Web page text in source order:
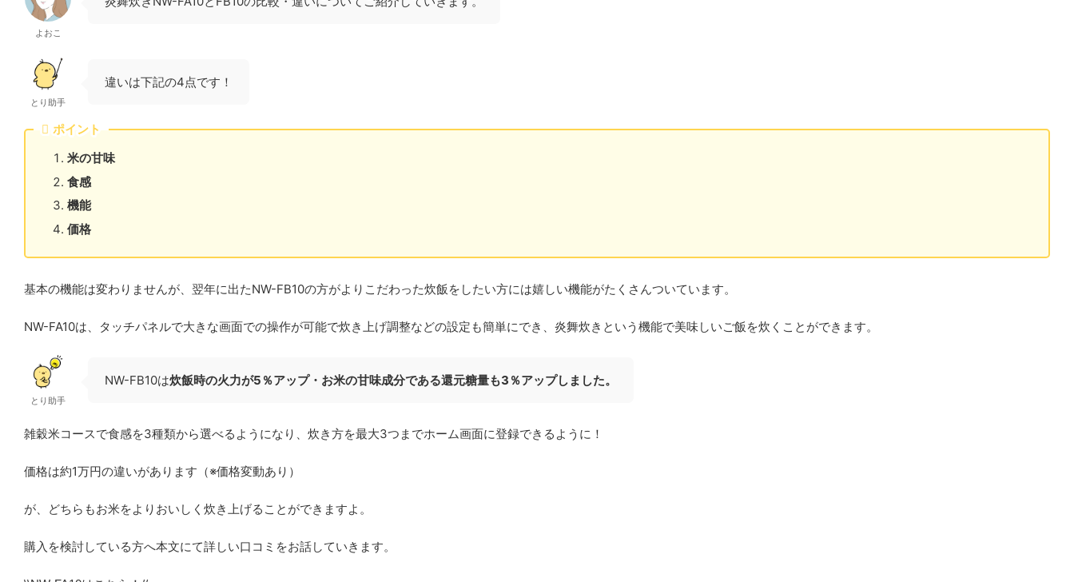
よおこ
とり助手
違いは下記の4点です！
ポイント
米の甘味
食感
機能
価格
基本の機能は変わりませんが、翌年に出たNW-FB10の方がよりこだわった炊飯をしたい方には嬉しい機能がたくさんついています。
NW-FA10は、タッチパネルで大きな画面での操作が可能で炊き上げ調整などの設定も簡単にでき、炎舞炊きという機能で美味しいご飯を炊くことができます。
とり助手
NW-FB10は炊飯時の火力が5％アップ・お米の甘味成分である還元糖量も3％アップしました。
雑穀米コースで食感を3種類から選べるようになり、炊き方を最大3つまでホーム画面に登録できるように！
価格は約1万円の違いがあります（※価格変動あり）
が、どちらもお米をよりおいしく炊き上げることができますよ。
購入を検討している方へ本文にて詳しい口コミをお話していきます。